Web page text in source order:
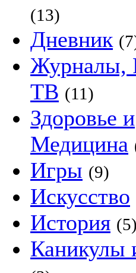
(13)
Дневник
Журналы,
ТВ (11)
Здоровье и
Медицина
Игры (9)
Искусство
История (5)
Каникулы